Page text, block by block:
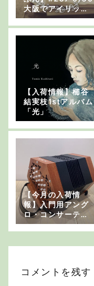
大阪でアイリッシ
ュ・カーニバルが
開催。音楽に没頭
する1日を！
【入荷情報】櫛谷
結実枝1stアルバム
「光」
【今月の入荷情
報】入門用アング
ロ・コンサーティ
ーナやアイリッシ
ュ・ピッコロなど
コメントを残す